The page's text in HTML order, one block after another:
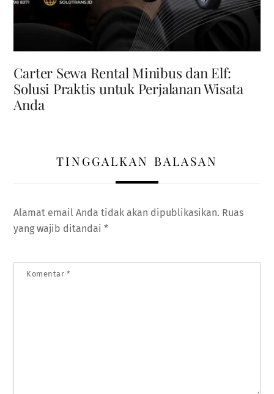
Carter Sewa Rental Minibus dan Elf:
Solusi Praktis untuk Perjalanan Wisata
Anda
TINGGALKAN BALASAN
Alamat email Anda tidak akan dipublikasikan. Ruas
yang wajib ditandai*
Komentar*